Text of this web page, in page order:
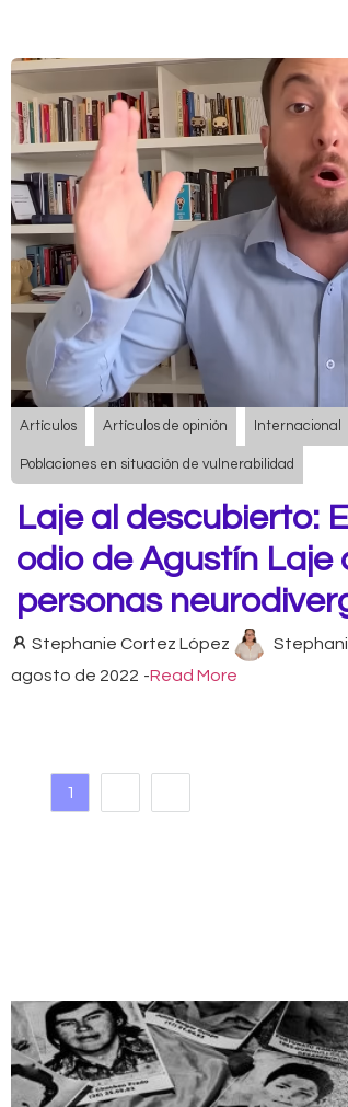
Artículos Artículos de opinión Internacional
Poblaciones en situación de vulnerabilidad
Laje al descubierto:
odio de Agustín Laje
personas
Stephanie Cortez López
agosto de 2022 -Read More
1